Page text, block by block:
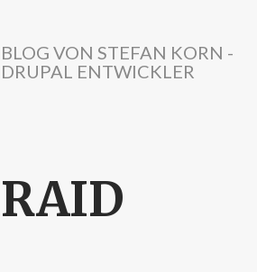
BLOG VON STEFAN KORN -
DRUPAL ENTWICKLER
RAID